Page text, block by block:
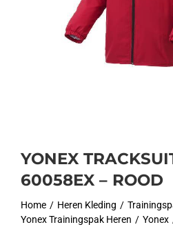
YONEX
60058EX – ROOD
Home Heren Kleding
Yonex Trainingspak Heren
Yonex